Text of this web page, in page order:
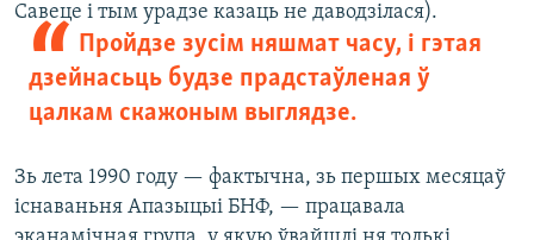
Савеце і тым урадзе казаць не даводзілася).
Пройдзе зусім няшмат часу, і гэтая
дзейнасьць будзе прадстаўленая ў
цалкам скажоным выглядзе.
Зь лета 1990 году — фактычна, зь першых месяцаў
існаваньня Апазыцыі БНФ, — працавала